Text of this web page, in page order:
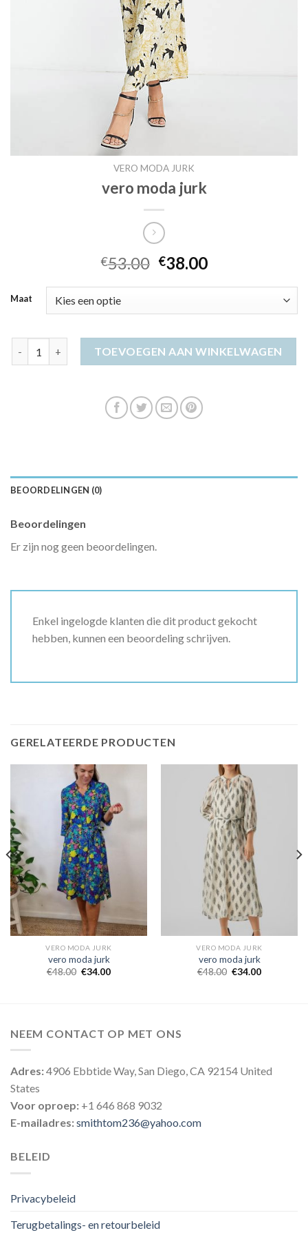
VERO MODA JURK
vero moda jurk
€53.00 €38.00
Maat
TOEVOEGEN AAN WINKELWAGEN
BEOORDELINGEN (0)
Beoordelingen
Er zijn nog geen beoordelingen.
Enkel ingelogde klanten die dit product gekocht
hebben, kunnen een beoordeling schrijven.
GERELATEERDE PRODUCTEN
VERO MODA JURK
vero moda jurk
€48.00 €34.00
VERO MODA JURK
vero moda jurk
€48.00 €34.00
NEEM CONTACT OP MET ONS
Adres:4906 Ebbtide Way, San Diego, CA 92154 United
States
Voor oproep: +1 646 868 9032
E-mailadres:smithtom236@yahoo.com
BELEID
Privacybeleid
Terugbetalings- en retourbeleid